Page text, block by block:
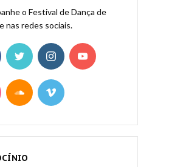
o Festival de Dança de
nas redes sociais.